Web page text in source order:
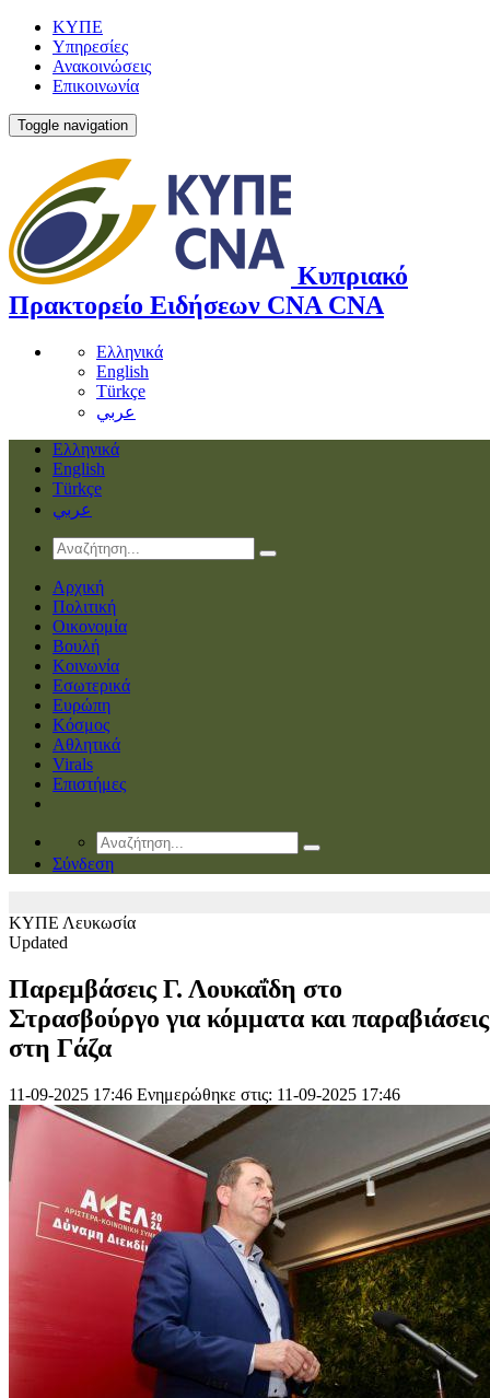
ΚΥΠΕ
Υπηρεσίες
Ανακοινώσεις
Επικοινωνία
Toggle navigation
Κυπριακό
Πρακτορείο Ειδήσεων CNA CNA
Ελληνικά
English
Türkçe
عربي
Ελληνικά
English
Türkçe
عربي
Αρχική
Πολιτική
Οικονομία
Βουλή
Κοινωνία
Εσωτερικά
Ευρώπη
Κόσμος
Αθλητικά
Virals
Επιστήμες
Σύνδεση
ΚΥΠΕ Λευκωσία
Updated
Παρεμβάσεις Γ. Λουκαΐδη στο
Στρασβούργο για κόμματα και παραβιάσεις
στη Γάζα
11-09-2025 17:46 Ενημερώθηκε στις: 11-09-2025 17:46